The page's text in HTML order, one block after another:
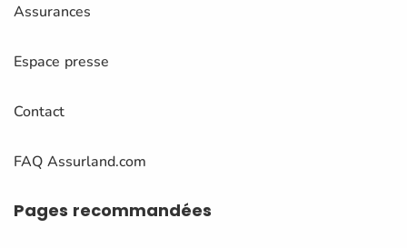
Assurances
Espace presse
Contact
FAQ Assurland.com
Pages recommandées